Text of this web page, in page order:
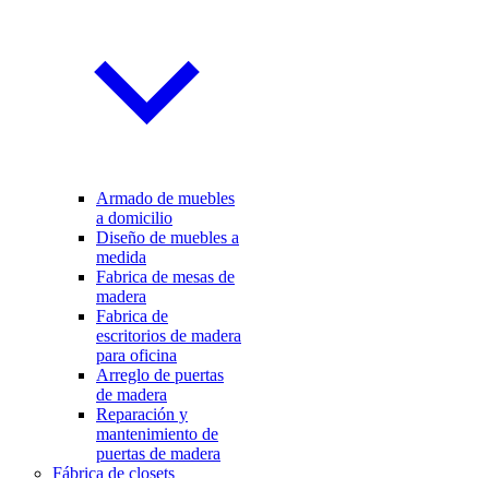
Armado de muebles
a domicilio
Diseño de muebles a
medida
Fabrica de mesas de
madera
Fabrica de
escritorios de madera
para oficina
Arreglo de puertas
de madera
Reparación y
mantenimiento de
puertas de madera
Fábrica de closets